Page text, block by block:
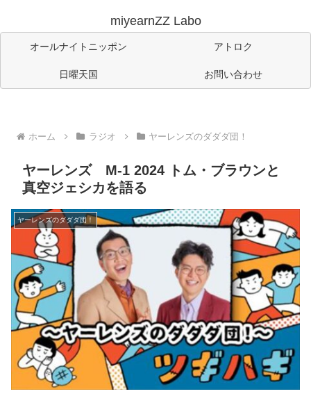
miyearnZZ Labo
オールナイトニッポン アトロク
日曜天国 お問い合わせ
ホーム ラジオ ヤーレンズのダダダ団！
ヤーレンズ M-1 2024 トム・ブラウンと
真空ジェシカを語る
ヤーレンズのダダダ団！